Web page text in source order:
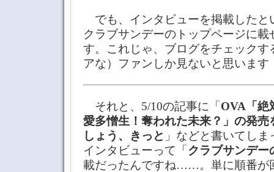
でも、インタビューを掲載したと
クラブサンデーのトップページに載
す。これじゃ、ブログをチェックす
アな）ファンしか見ないと思いま
それと、5/10の記事に「OVA「絶
愛多憎生！奪われた未来？」の発売
しょう、きっと 」などと書いてし
インタビューって「クラブサンデー
載だったんですね……。単に順番